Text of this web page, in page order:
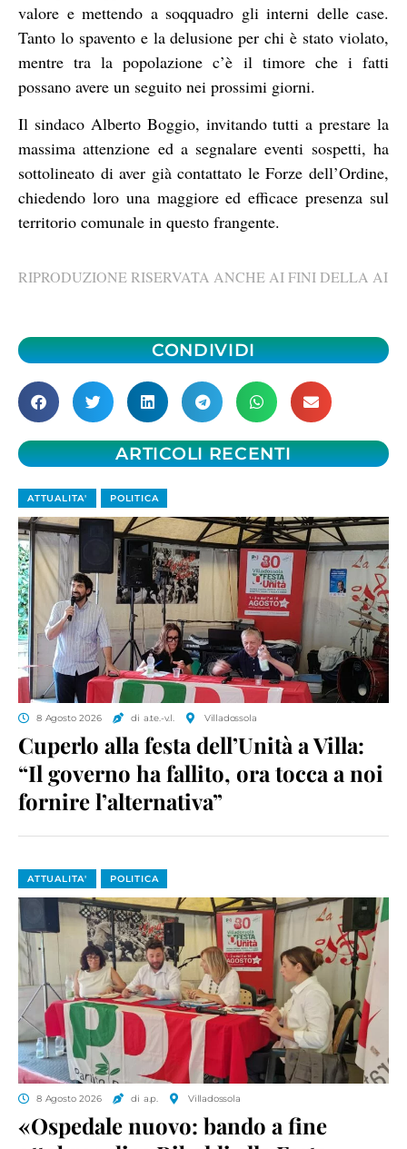
valore e mettendo a soqquadro gli interni delle case.
Tanto lo spavento e la delusione per chi è stato violato,
mentre tra la popolazione c’è il timore che i fatti
possano avere un seguito nei prossimi giorni.
Il sindaco Alberto Boggio, invitando tutti a prestare la
massima attenzione ed a segnalare eventi sospetti, ha
sottolineato di aver già contattato le Forze dell’Ordine,
chiedendo loro una maggiore ed efficace presenza sul
territorio comunale in questo frangente.
RIPRODUZIONE RISERVATA ANCHE AI FINI DELLA AI
CONDIVIDI
ARTICOLI RECENTI
ATTUALITA' POLITICA
8 Agosto 2026 di a.te.-v.l. Villadossola
Cuperlo alla festa dell’Unità a Villa:
“Il governo ha fallito, ora tocca a noi
fornire l’alternativa”
ATTUALITA' POLITICA
8 Agosto 2026 di a.p. Villadossola
«Ospedale nuovo: bando a fine